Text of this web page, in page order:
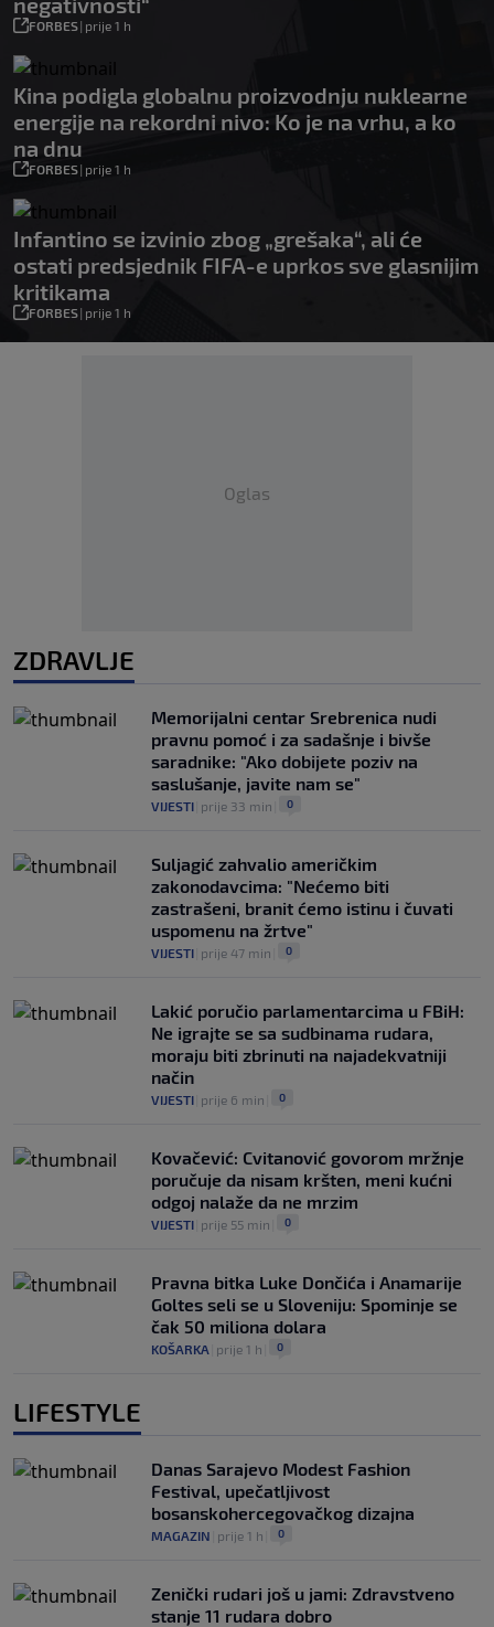
FORBES| prije 1 h
Kina podigla globalnu proizvodnju nuklearne
energije na rekordni nivo: Ko je na vrhu, a ko
na dnu
FORBES| prije 1 h
Infantino se izvinio zbog „grešaka“, ali će
ostati predsjednik FIFA-e uprkos sve glasnijim
kritikama
FORBES| prije 1 h
Oglas
ZDRAVLJE
Memorijalni centar Srebrenica nudi
pravnu pomoć i za sadašnje i bivše
saradnike: "Ako dobijete poziv na
saslušanje, javite nam se"
VIJESTI prije 33 min 0
Suljagić zahvalio američkim
zakonodavcima: "Nećemo biti
zastrašeni, branit ćemo istinu i čuvati
uspomenu na žrtve"
VIJESTI prije 47 min 0
Lakić poručio parlamentarcima u FBiH:
Ne igrajte se sa sudbinama rudara,
moraju biti zbrinuti na najadekvatniji
način
VIJESTI prije 6 min 0
Kovačević: Cvitanović govorom mržnje
poručuje da nisam kršten, meni kućni
odgoj nalaže da ne mrzim
VIJESTI prije 55 min 0
Pravna bitka Luke Dončića i Anamarije
Goltes seli se u Sloveniju: Spominje se
čak 50 miliona dolara
KOŠARKA prije 1 h 0
LIFESTYLE
Danas Sarajevo Modest Fashion
Festival, upečatljivost
bosanskohercegovačkog dizajna
MAGAZIN prije 1 h 0
Zenički rudari još u jami: Zdravstveno
stanje 11 rudara dobro